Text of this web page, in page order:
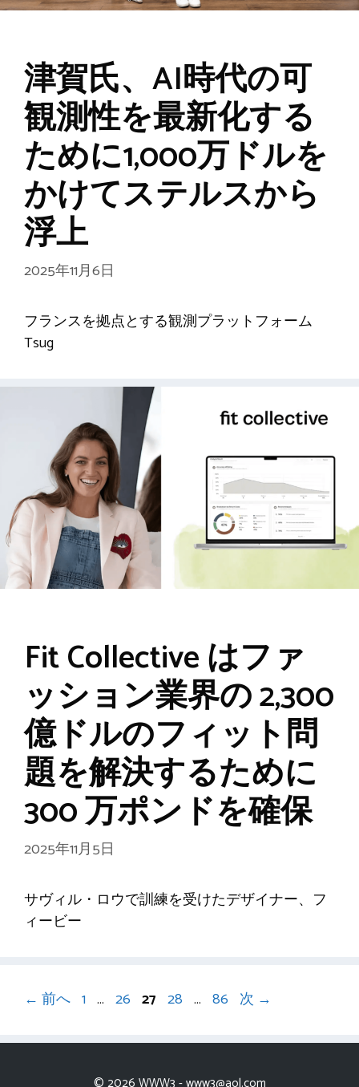
津賀氏、AI時代の可
観測性を最新化する
ために1,000万ドルを
かけてステルスから
浮上
2025年11月6日
フランスを拠点とする観測プラットフォーム
Tsug
Fit Collective はファ
ッション業界の 2,300
億ドルのフィット問
題を解決するために
300 万ポンドを確保
2025年11月5日
サヴィル・ロウで訓練を受けたデザイナー、フ
ィービー
← 前へ ペ
ジ
1 … ペ
ジ
26 ペ
ジ
27 ペ
ジ
28 … ペ
ジ
86 次 →